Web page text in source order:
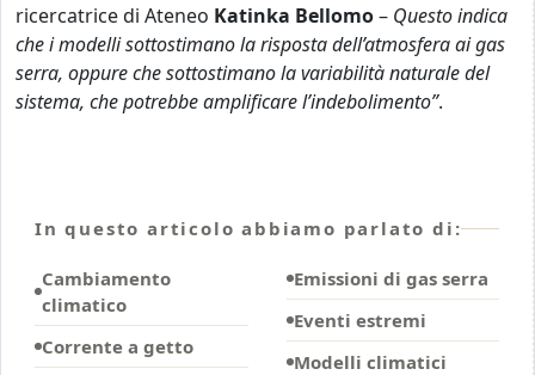
ricercatrice di Ateneo Katinka Bellomo– Questo indica
che i modelli sottostimano la risposta dell’atmosfera ai gas
serra, oppure che sottostimano la variabilità naturale del
sistema, che potrebbe amplificare l’indebolimento”.
In questo articolo abbiamo parlato di:
Cambiamento
climatico
Corrente a getto
Emissioni di gas serra
Eventi estremi
Modelli climatici